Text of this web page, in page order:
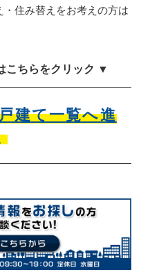
住み替えをお考えの方は
こちらをクリック ▼
建て一覧へ進